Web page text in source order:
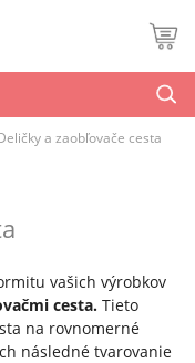
a zaobľovače cesta
vašich výrobkov
cesta.Tieto
na rovnomerné
následné tvarovanie